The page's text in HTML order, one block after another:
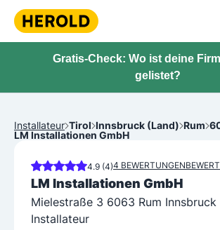
Gratis-Check: Wo ist deine
gelistet?
Installateur Tirol Innsbruck (Land) Rum
LM Installationen GmbH
4.9 (4)4 BEWERTUNGEN
LM Installationen GmbH
Mielestraße 3 6063 Rum
Installateur